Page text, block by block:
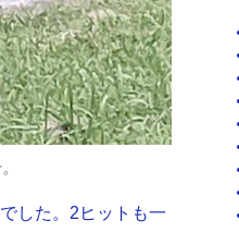
した。2ヒットも一